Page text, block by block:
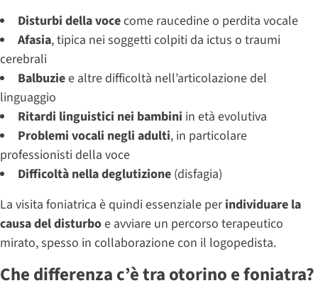
Disturbi della vocecome raucedine o perdita vocale
Afasia, tipica nei soggetti colpiti da ictus o traumi
cerebrali
Balbuziee altre difficoltà nell’articolazione del
linguaggio
Ritardi linguistici nei bambini in età evolutiva
Problemi vocali negli adulti, in particolare
professionisti della voce
Difficoltà nella deglutizione (disfagia)
La visita foniatrica è quindi essenziale perindividuare la
causa del disturboe avviare un percorso terapeutico
mirato, spesso in collaborazione con il logopedista.
Che differenza c’è tra otorino e foniatra?